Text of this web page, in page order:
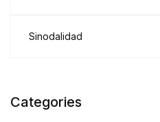
Sinodalidad
Categories